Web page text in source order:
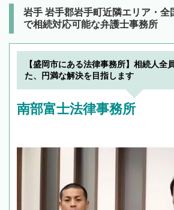
岩手 岩手郡岩手町近隣エリア・全
で相続対応可能な弁護士事務所
【盛岡市にある法律事務所】相続人全
た、円満な解決を目指します
南部富士法律事務所